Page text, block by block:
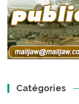
Catégories